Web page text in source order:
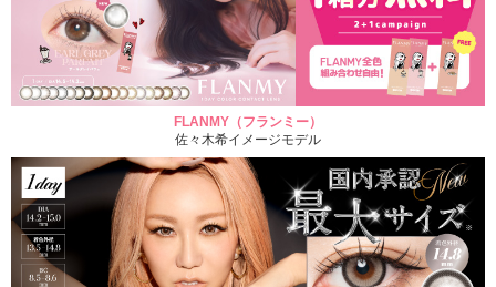
FLANMY（フランミー）
佐々木希イメージモデル